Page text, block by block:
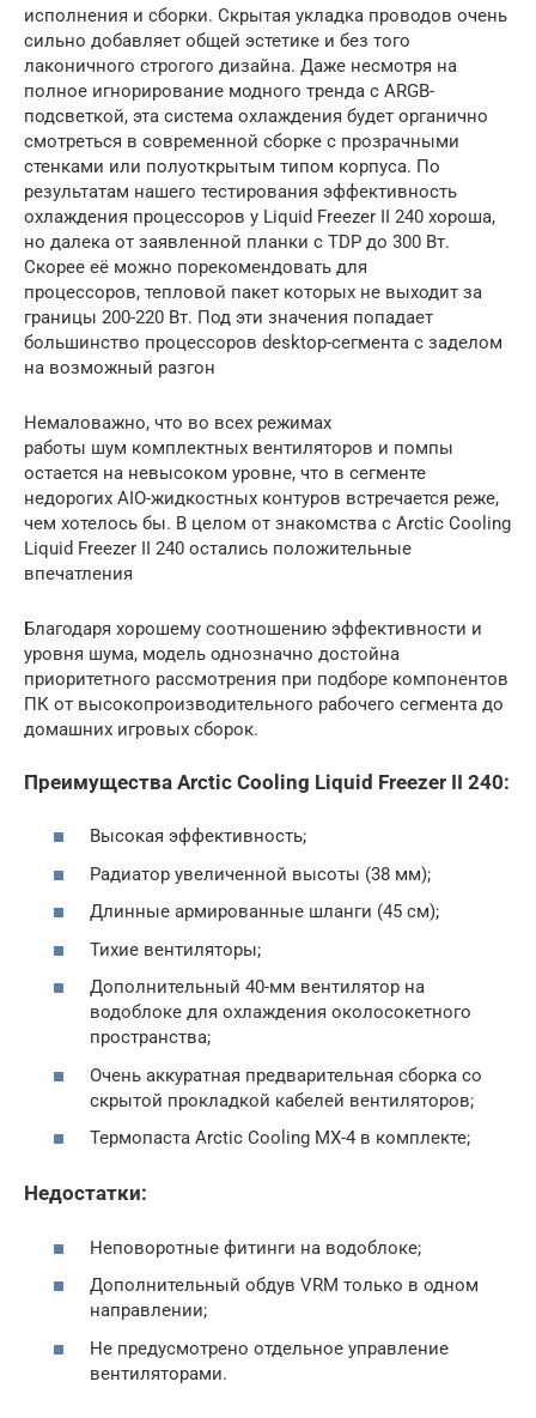
исполнения и сборки. Скрытая укладка проводов очень
сильно добавляет общей эстетике и без того
лаконичного строгого дизайна. Даже несмотря на
полное игнорирование модного тренда с ARGB-
подсветкой, эта система охлаждения будет органично
смотреться в современной сборке с прозрачными
стенками или полуоткрытым типом корпуса. По
результатам нашего тестирования эффективность
охлаждения процессоров у Liquid Freezer II 240 хороша,
но далека от заявленной планки с TDP до 300 Вт.
Скорее её можно порекомендовать для
процессоров, тепловой пакет которых не выходит за
границы 200-220 Вт. Под эти значения попадает
большинство процессоров desktop-сегмента с заделом
на возможный разгон
Немаловажно, что во всех режимах
работы шум комплектных вентиляторов и помпы
остается на невысоком уровне, что в сегменте
недорогих AIO-жидкостных контуров встречается реже,
чем хотелось бы. В целом от знакомства с Arctic Cooling
Liquid Freezer II 240 остались положительные
впечатления
Благодаря хорошему соотношению эффективности и
уровня шума, модель однозначно достойна
приоритетного рассмотрения при подборе компонентов
ПК от высокопроизводительного рабочего сегмента до
домашних игровых сборок.
Преимущества Arctic Cooling Liquid Freezer II 240:
Высокая эффективность;
Радиатор увеличенной высоты (38 мм);
Длинные армированные шланги (45 см);
Тихие вентиляторы;
Дополнительный 40-мм вентилятор на
водоблоке для охлаждения околосокетного
пространства;
Очень аккуратная предварительная сборка со
скрытой прокладкой кабелей вентиляторов;
Термопаста Arctic Cooling MX-4 в комплекте;
Недостатки:
Неповоротные фитинги на водоблоке;
Дополнительный обдув VRM только в одном
направлении;
Не предусмотрено отдельное управление
вентиляторами.